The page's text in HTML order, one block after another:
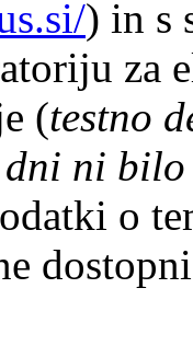
) in s
za
(testno
ni
o